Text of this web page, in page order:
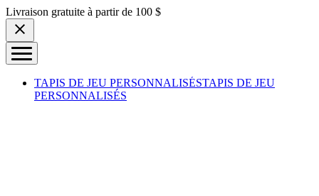
Skip to content
Livraison gratuite à partir de 100 $
TAPIS DE JEU PERSONNALISÉSTAPIS DE JEU
PERSONNALISÉS